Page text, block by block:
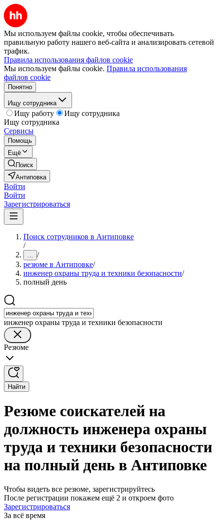
Мы используем файлы cookie, чтобы обеспечивать
правильную работу нашего веб-сайта и анализировать сетевой
трафик.
Правила использования файлов cookie
Мы используем файлы cookie. Правила использования
файлов cookie
Понятно
Ищу сотрудника
Ищу работу
Ищу сотрудника
Ищу сотрудника
Сервисы
Помощь
Ещё
Поиск
Антиповка
Войти
Войти
Зарегистрироваться
Поиск сотрудников в Антиповке
/
... /
резюме в Антиповке/
инженер охраны труда и техники безопасности/
полный день
инженер охраны труда и техники безопасности
Резюме
Найти
Резюме соискателей на
должность инженера охраны
труда и техники безопасности
на полный день в Антиповке
Чтобы видеть все резюме, зарегистрируйтесь
После регистрации покажем ещё 2 и откроем фото
Зарегистрироваться
За всё время